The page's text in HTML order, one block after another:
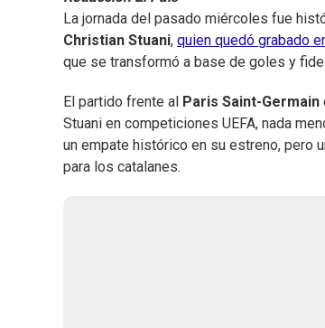
La jornada del pasado miércoles fue
Christian Stuani, quien quedó grabado
que se transformó a base de goles y
El partido frente al Paris Saint-Germain
Stuani en competiciones UEFA, nada
un empate histórico en su estreno, pero
para los catalanes.